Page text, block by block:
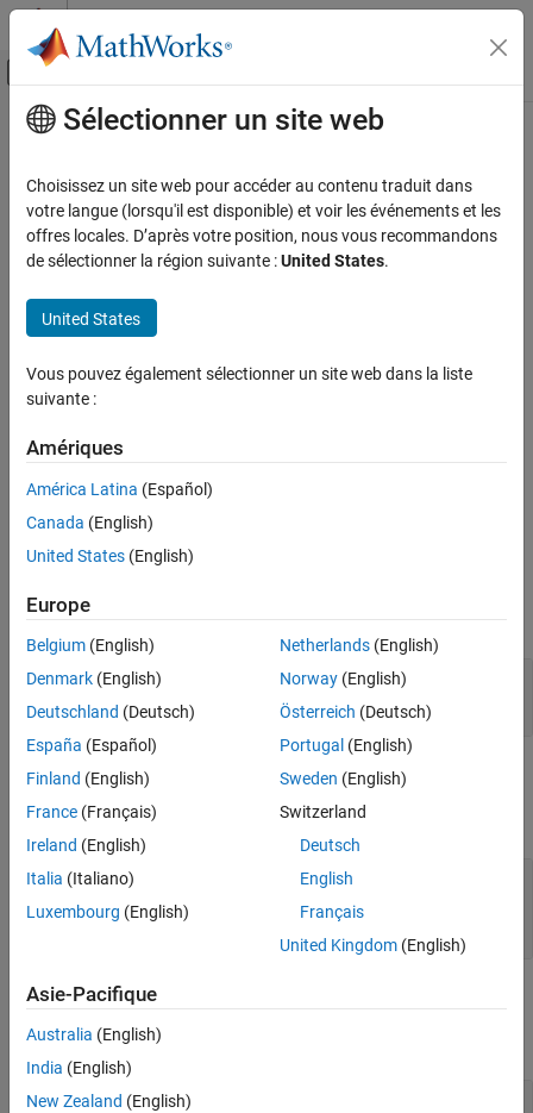
Passer au contenu
Activer/désactiver l'affichage du menu
Accueil de la documentation
MATLAB Compiler
Spark Applications
Deploy Tall Arrays to a Spark Enabled Hadoop
ON THIS PAGE
Syntax
Input Arguments
Output Arguments
Examples
Version History
Contenu principal
getDefaultReducePartitions
Class:matlab.compiler.mlspark.RDD
Namespace:matlab.compiler.mlspark
expand all in page
numPartitions = getDefaultReducePartitions(obj)
Description
numPartitions = getDefaultReducePartitions(
number of default reduce partitions in
expand all
obj—Input RDD
RDD object
Output Arguments
expand all
numPartitions
— Number of default reduce
partitions in the input RDD
scalar value
Examples
expand all
Get Default Reduce Partitions
Sélectionner un site web
Choisissez un site web pour accéder au contenu traduit dans
votre langue (lorsqu'il est disponible) et voir les événements et les
offres locales. D’après votre position, nous vous recommandons
de sélectionner la région suivante :United States.
United States
Vous pouvez également sélectionner un site web dans la liste
suivante :
Amériques
América Latina (Español)
Canada (English)
United States (English)
Europe
Belgium (English)
Denmark (English)
Deutschland (Deutsch)
España (Español)
Finland (English)
France (Français)
Ireland (English)
Italia (Italiano)
Luxembourg (English)
Netherlands(English)
Norway(English)
Österreich (Deutsch)
Portugal (English)
Sweden (English)
Switzerland
Deutsch
English
Français
United Kingdom(English)
Asie-Pacifique
Australia (English)
India (English)
New Zealand (English)